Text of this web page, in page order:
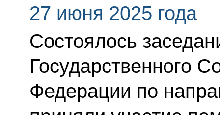
27 июня 2025 года
Состоялось
Государственного
Федерации по